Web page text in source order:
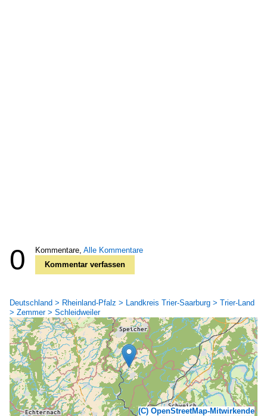
0 Kommentare, Alle Kommentare
Kommentar verfassen
Deutschland > Rheinland-Pfalz > Landkreis Trier-Saarburg > Trier-Land
> Zemmer > Schleidweiler
(C) OpenStreetMap-Mitwirkende